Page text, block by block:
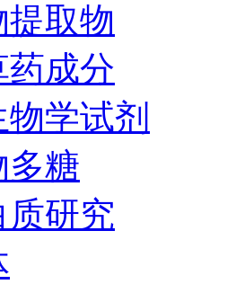
提取物
药成分
学试剂
多糖
质研究